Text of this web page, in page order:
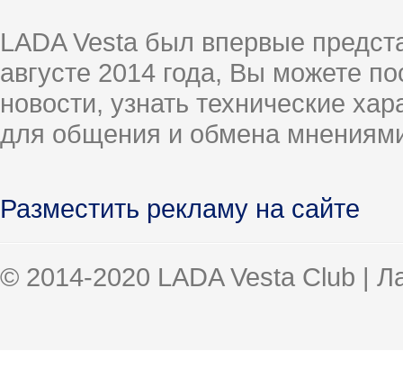
LADA Vesta был впервые
августе 2014 года, Вы можете
новости, узнать технические
для общения и обмена
Разместить рекламу на сайте
© 2014-2020 LADA Vesta Club |